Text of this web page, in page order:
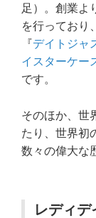
足）。創業よ
を行っており
『デイトジャ
イスターケー
です。
そのほか、世
たり、世界初
数々の偉大な
レディ